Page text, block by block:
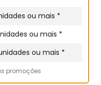
ou mais *
ou mais *
ou mais *
promoções